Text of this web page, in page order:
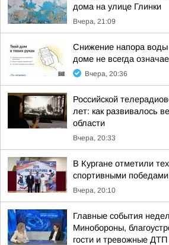
дома на улице Глинки
Вчера, 21:09
Снижение напора воды
доме не всегда
Вчера, 20:36
Российской
лет: как развивалось
области
Вчера, 20:33
В Кургане отметили
спортивными победами
Вчера, 20:10
Главные события
Минобороны,
гости и тревожные